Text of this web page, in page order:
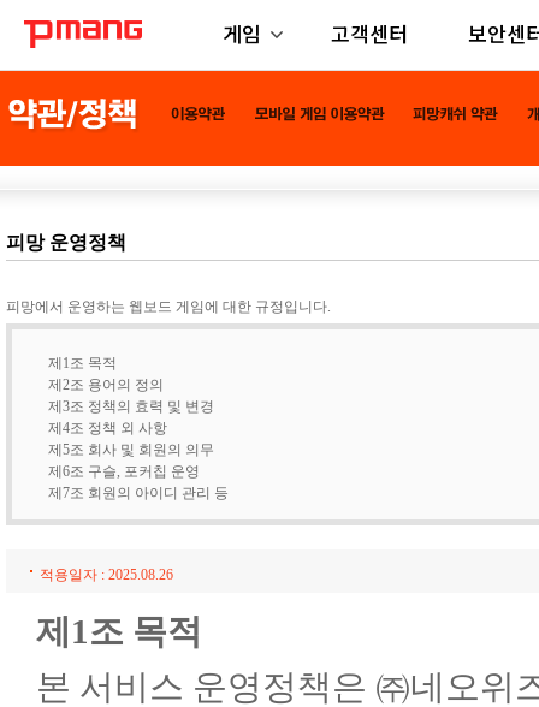
게임 고객센터 보안센
피망 운영정책
피망에서 운영하는 웹보드 게임에 대한 규정입니다.
제1조 목적
제2조 용어의 정의
제3조 정책의 효력 및 변경
제4조 정책 외 사항
제5조 회사 및 회원의 의무
제6조 구슬, 포커칩 운영
제7조 회원의 아이디 관리 등
적용일자 : 2025.08.26
제1조 목적
본 서비스 운영정책은 ㈜네오위